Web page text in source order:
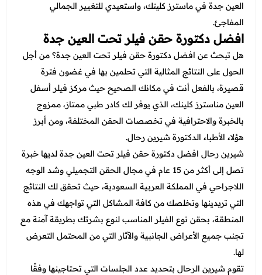
العين جدةفي ماسترز كلينك، واستعيدي للتغيير الجمالي
المفاجئ.
افضل دكتورة حقن فيلر تحت العين جدة
هل تبحث عنافضل دكتورة حقن فيلر تحت العين جدة؟ من أجل
الحول على النتائج المثالية التي تحلمين بها في غضون فترة
قصيرة، بالفعل أنت في مكانك الصحيح حيث مركز فيلر أسفل
العين مناسترز كلينك، الذي يوفر لك كادر طبي ممتاز، ممزوج
بالخبرة والاحترافية في تخصصات الحقن المختلفة، ومن أبرز
هؤلاء الأطباء الدكتورة شيرين رحال.
شيرين رحال افضل دكتورة حقن فيلر تحت العين جدةلديها خبرة
تصل إلى أكثر من 15 عام في مجال الحقن التجميلي وشد الوجه
اللاجراحي في المملكة العربية السعودية، حيث تحقق لك النتائج
التي تريدينها وتخلصك من كافة المشاكل التي تواجهك في هذه
المنطقة، بحقن نوع الفيلر المناسب لنوع بشرتك بطريقة آمنة مع
تجنب جميع الأعراض الجانبية والآثار التي من المحتمل التعرض
لها.
تقوم شيرين الرحال بتحديد عدد الجلسات التي تحتاجينها وفقًا